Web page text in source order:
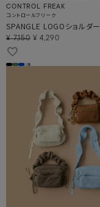
CONTROL FREAK
コントロールフリーク
SPANGLE LOGOショルダー
¥ 7,150 ¥ 4,290